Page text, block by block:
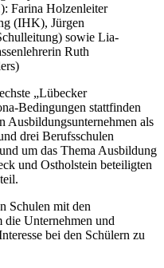
Farina Holzenleiter
(IHK), Jürgen
sowie Lia-
Ruth
„Lübecker
Bedingungen stattfinden
Ausbildungsunternehmen als
drei Berufsschulen
um das Thema Ausbildung
und Ostholstein beteiligten
Schulen mit den
die Unternehmen und
bei den Schülern zu